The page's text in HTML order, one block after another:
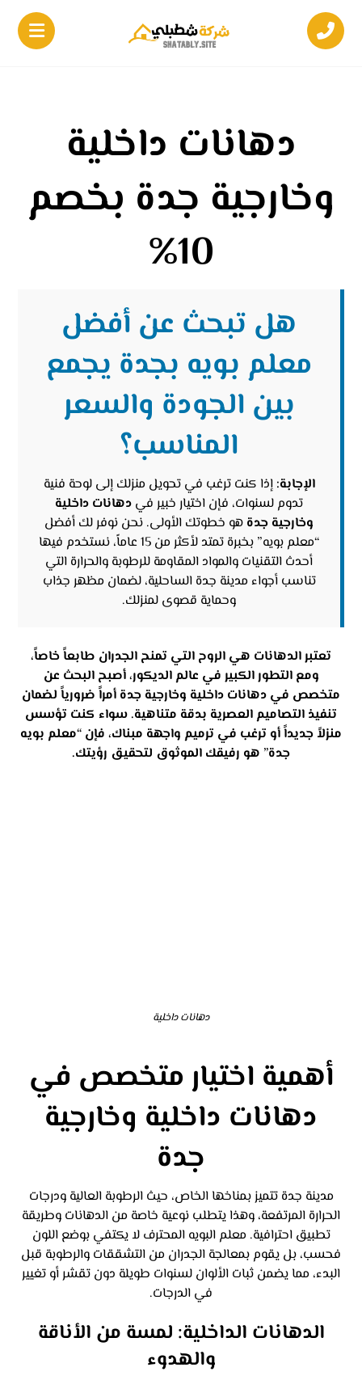
دهانات داخلية
وخارجية جدة بخصم
10%
هل تبحث عن أفضل
معلم بويه بجدة يجمع
بين الجودة والسعر
المناسب؟
الإجابة: إذا كنت ترغب في تحويل منزلك إلى لوحة فنية
تدوم لسنوات، فإن اختيار خبير في دهانات داخلية
وخارجية جدة هو خطوتك الأولى. نحن نوفر لك أفضل
“معلم بويه” بخبرة تمتد لأكثر من 15 عاماً، نستخدم فيها
أحدث التقنيات والمواد المقاومة للرطوبة والحرارة التي
تناسب أجواء مدينة جدة الساحلية، لضمان مظهر جذاب
وحماية قصوى لمنزلك.
تعتبر الدهانات هي الروح التي تمنح الجدران طابعاً خاصاً،
ومع التطور الكبير في عالم الديكور، أصبح البحث عن
متخصص في دهانات داخلية وخارجية جدة أمراً ضرورياً لضمان
تنفيذ التصاميم العصرية بدقة متناهية. سواء كنت تؤسس
منزلاً جديداً أو ترغب في ترميم واجهة مبناك، فإن “معلم بويه
جدة” هو رفيقك الموثوق لتحقيق رؤيتك.
دهانات داخلية
أهمية اختيار متخصص في
دهانات داخلية وخارجية
جدة
مدينة جدة تتميز بمناخها الخاص، حيث الرطوبة العالية ودرجات
الحرارة المرتفعة، وهذا يتطلب نوعية خاصة من الدهانات وطريقة
تطبيق احترافية. معلم البويه المحترف لا يكتفي بوضع اللون
فحسب، بل يقوم بمعالجة الجدران من التشققات والرطوبة قبل
البدء، مما يضمن ثبات الألوان لسنوات طويلة دون تقشر أو تغيير
في الدرجات.
الدهانات الداخلية: لمسة من الأناقة
والهدوء